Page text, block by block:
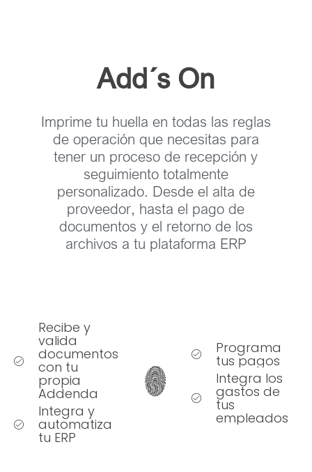
Add´s On
Imprime tu huella en todas las reglas
de operación que necesitas para
tener un proceso de recepción y
seguimiento totalmente
personalizado. Desde el alta de
proveedor, hasta el pago de
documentos y el retorno de los
archivos a tu plataforma ERP
Recibe y
valida
documentos
con tu
propia
Addenda
Integra y
automatiza
tu ERP
Programa
tus pagos
Integra los
gastos de
tus
empleados